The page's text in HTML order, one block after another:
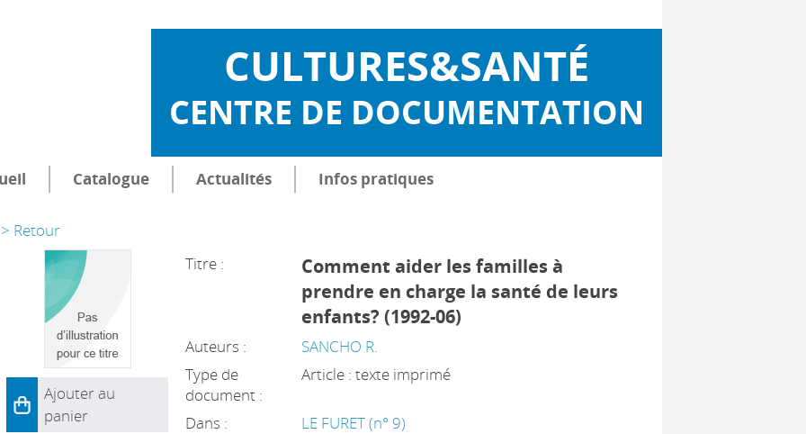
CULTURES&SANTÉ
CENTRE DE DOCUMENTATION
Catalogue Actualités Infos pratiques
Retour
Ajouter au
panier
Titre :
Comment aider les familles à
prendre en charge la santé de leurs
enfants? (1992-06)
Auteurs :
SANCHO R.
Type de
document :
Article : texte imprimé
Dans :
LE FURET (n° 9)